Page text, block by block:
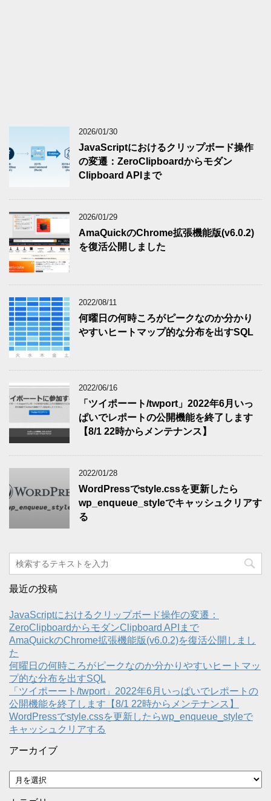
2026/01/30
JavaScriptにおけるクリップボード操作
の変遷：ZeroClipboardからモダン
Clipboard APIまで
2026/01/29
AmaQuickのChrome拡張機能版(v6.0.2)
を復活公開しました
2022/08/11
何曜日の何時ころがピークなのか分かり
やすいヒートマップ的な分布を出すSQL
2022/06/16
「ツイポーート/twport」2022年6月いっ
ぱいでレポートの公開機能を終了します
【8/1 22時からメンテナンス】
2022/01/28
WordPressでstyle.cssを更新したら
wp_enqueue_styleでキャッシュクリアす
る
最近の投稿
JavaScriptにおけるクリップボード操作の変遷：
ZeroClipboardからモダンClipboard APIまで
AmaQuickのChrome拡張機能版(v6.0.2)を復活公開しまし
た
何曜日の何時ころがピークなのか分かりやすいヒートマッ
プ的な分布を出すSQL
「ツイポーート/twport」2022年6月いっぱいでレポートの
公開機能を終了します【8/1 22時からメンテナンス】
WordPressでstyle.cssを更新したらwp_enqueue_styleで
キャッシュクリアする
アーカイブ
ア
ー